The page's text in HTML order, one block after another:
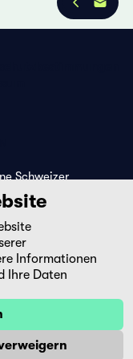
Schweizer
Filme aus
Europa im
sowie die
Informationen
Ihre Daten